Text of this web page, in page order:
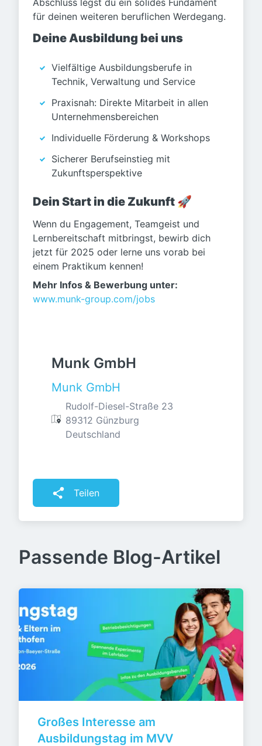
Abschluss legst du ein solides Fundament
für deinen weiteren beruflichen Werdegang.
Deine Ausbildung bei uns
Vielfältige Ausbildungsberufe in
Technik, Verwaltung und Service
Praxisnah: Direkte Mitarbeit in allen
Unternehmensbereichen
Individuelle Förderung & Workshops
Sicherer Berufseinstieg mit
Zukunftsperspektive
Dein Start in die Zukunft 🚀
Wenn du Engagement, Teamgeist und
Lernbereitschaft mitbringst, bewirb dich
jetzt für 2025 oder lerne uns vorab bei
einem Praktikum kennen!
Mehr Infos & Bewerbung unter:
www.munk-group.com/jobs
Munk GmbH
Munk GmbH
Rudolf-Diesel-Straße 23
89312 Günzburg
Deutschland
Teilen
Passende Blog-Artikel
Großes Interesse am
Ausbildungstag im MVV